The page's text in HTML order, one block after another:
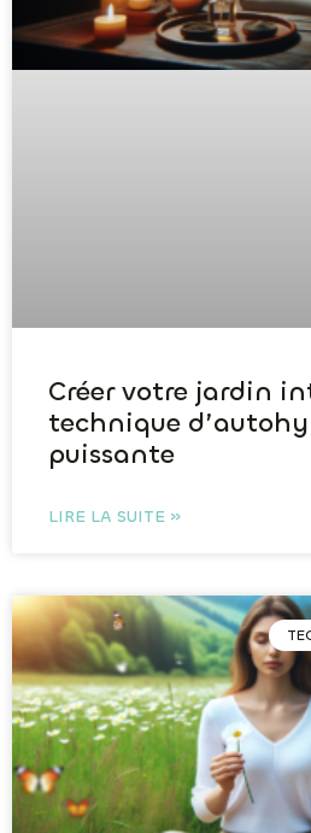
Créer votre jardin
technique
puissante
LIRE LA SUITE »